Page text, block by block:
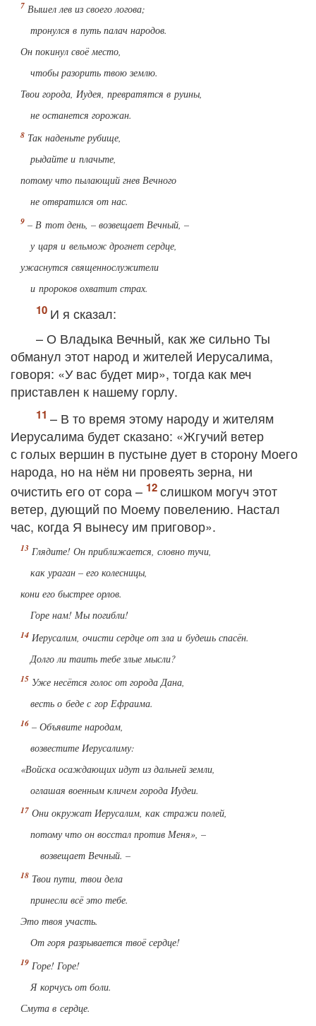
Вышел лев из своего логова;
тронулся в путь палач народов.
Он покинул своё место,
чтобы разорить твою землю.
Твои города, Иудея, превратятся в руины,
не останется горожан.
Так наденьте рубище,
рыдайте и плачьте,
потому что пылающий гнев Вечного
не отвратился от нас.
– В тот день, – возвещает Вечный, –
у царя и вельмож дрогнет сердце,
ужаснутся священнослужители
и пророков охватит страх.
И я сказал:
– О Владыка Вечный, как же сильно Ты
обманул этот народ и жителей Иерусалима,
говоря: «У вас будет мир», тогда как меч
приставлен к нашему горлу.
– В то время этому народу и жителям
Иерусалима будет сказано: «Жгучий ветер
с голых вершин в пустыне дует в сторону Моего
народа, но на нём ни провеять зерна, ни
очистить его от сора –
слишком могуч этот
ветер, дующий по Моему повелению. Настал
час, когда Я вынесу им приговор».
Глядите! Он приближается, словно тучи,
как ураган – его колесницы,
кони его быстрее орлов.
Горе нам! Мы погибли!
Иерусалим, очисти сердце от зла и будешь спасён.
Долго ли таить тебе злые мысли?
Уже несётся голос от города Дана,
весть о беде с гор Ефраима.
– Объявите народам,
возвестите Иерусалиму:
«Войска осаждающих идут из дальней земли,
оглашая военным кличем города Иудеи.
Они окружат Иерусалим, как стражи полей,
потому что он восстал против Меня», –
возвещает Вечный. –
Твои пути, твои дела
принесли всё это тебе.
Это твоя участь.
От горя разрывается твоё сердце!
Горе! Горе!
Я корчусь от боли.
Смута в сердце.